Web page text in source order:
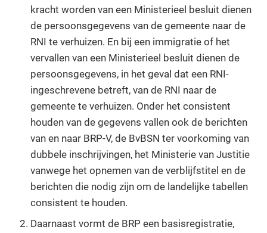
kracht worden van een Ministerieel besluit dienen
de persoonsgegevens van de gemeente naar de
RNI te verhuizen. En bij een immigratie of het
vervallen van een Ministerieel besluit dienen de
persoonsgegevens, in het geval dat een RNI-
ingeschrevene betreft, van de RNI naar de
gemeente te verhuizen. Onder het consistent
houden van de gegevens vallen ook de berichten
van en naar BRP-V, de BvBSN ter voorkoming van
dubbele inschrijvingen, het Ministerie van Justitie
vanwege het opnemen van de verblijfstitel en de
berichten die nodig zijn om de landelijke tabellen
consistent te houden.
Daarnaast vormt de BRP een basisregistratie,